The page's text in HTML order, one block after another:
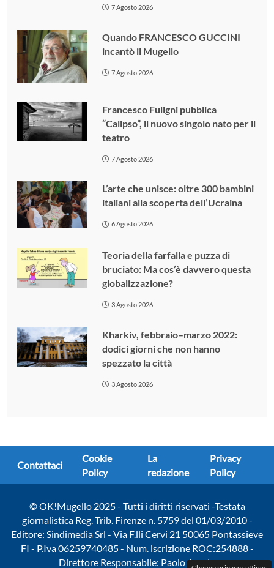
7 Agosto 2026
Quando FRANCESCO GUCCINI
incantò il Mugello
7 Agosto 2026
Francesco Fuligni pubblica
“Calipso”, il nuovo singolo nato per il
teatro
7 Agosto 2026
L’arte che unisce: oltre 300 bambini
italiani alla scoperta dell’Ucraina
6 Agosto 2026
Teoria della farfalla e puzza di
bruciato: Ma cos’è davvero questa
globalizzazione?
3 Agosto 2026
Kharkiv, febbraio–marzo 2022:
dodici giorni che non hanno
spezzato la città
3 Agosto 2026
Contattaci
Cookie
Policy
La
redazione
Privacy
Policy
© OK!Mugello 2025 - Tutti i diritti riservati -Testata
giornalistica Reg. Trib. Firenze n. 5759 del 01/03/2010 -
Editore: Sindimedia Srl - Via F.lli Cervi 21 50065 Pontassieve
FI - P.Iva 06259740485 - Num. iscrizione ROC:254888 -
Direttore Responsabile: Paolo Amato